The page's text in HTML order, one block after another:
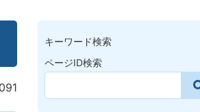
キーワード検索
ページID検索